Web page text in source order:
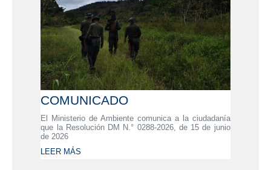
COMUNICADO
El Ministerio de Ambiente comunica a la ciudadanía
que la Resolución DM N.° 0288-2026, de 15 de junio
de 2026
LEER MÁS